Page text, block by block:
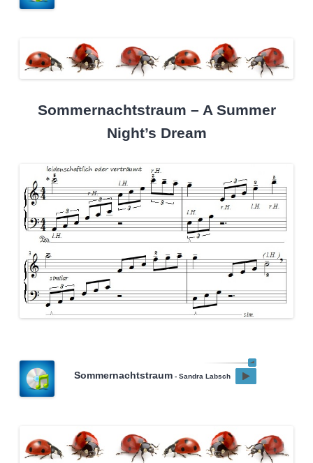
Sommernachtstraum – A Summer
Night’s Dream
Sommernachtstraum- Sandra Labsch